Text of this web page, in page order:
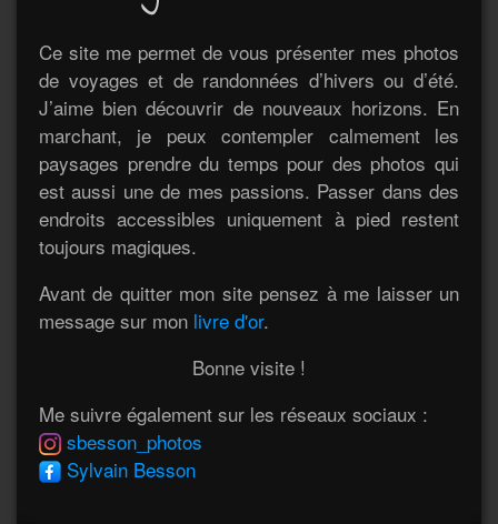
Ce site me permet de vous présenter mes photos
de voyages et de randonnées d’hivers ou d’été.
J’aime bien découvrir de nouveaux horizons. En
marchant, je peux contempler calmement les
paysages prendre du temps pour des photos qui
est aussi une de mes passions. Passer dans des
endroits accessibles uniquement à pied restent
toujours magiques.
Avant de quitter mon site pensez à me laisser un
message sur mon livre d'or.
Bonne visite !
Me suivre également sur les réseaux sociaux :
sbesson_photos
Sylvain Besson